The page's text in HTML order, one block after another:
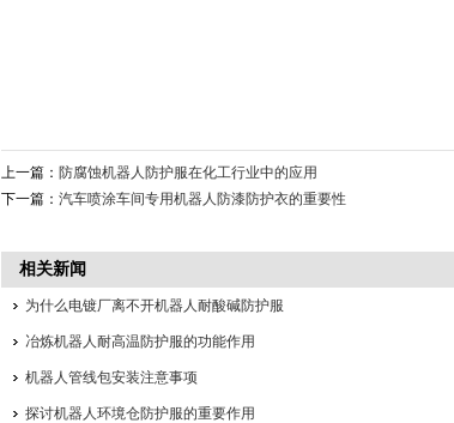
上一篇： 防腐蚀机器人防护服在化工行业中的应用
下一篇：汽车喷涂车间专用机器人防漆防护衣的重要性
相关新闻
为什么电镀厂离不开机器人耐酸碱防护服
冶炼机器人耐高温防护服的功能作用
机器人管线包安装注意事项
探讨机器人环境仓防护服的重要作用